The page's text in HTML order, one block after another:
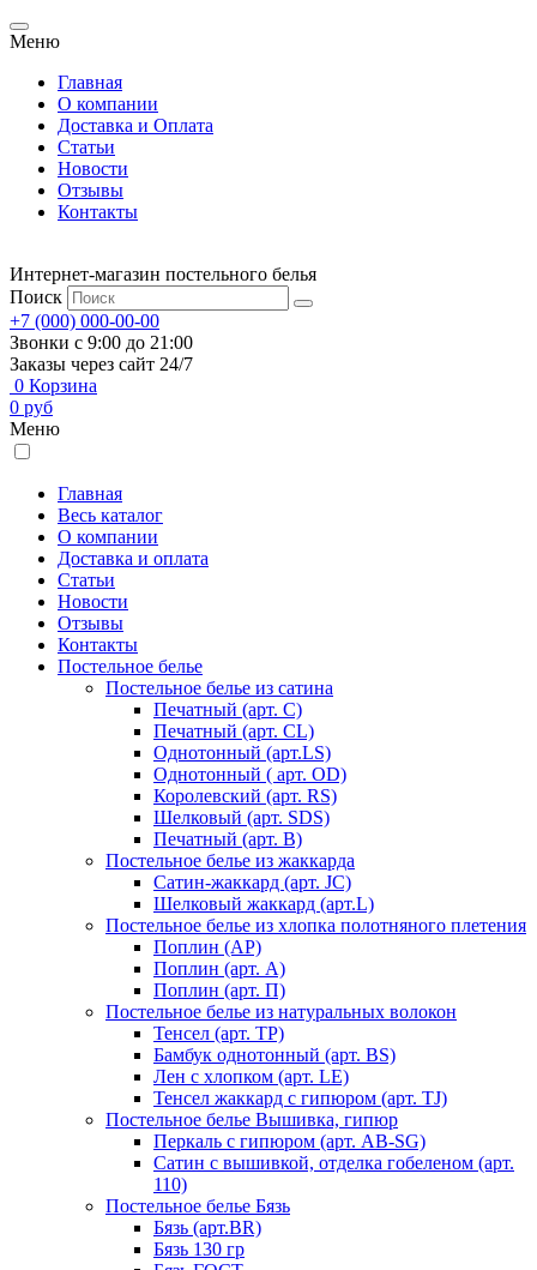
Меню
Главная
О компании
Доставка и Оплата
Статьи
Новости
Отзывы
Контакты
Интернет-магазин постельного белья
Поиск
+7 (000) 000-00-00
Звонки с 9:00 до 21:00
Заказы через сайт 24/7
0 Корзина
0 руб
Меню
Главная
Весь каталог
О компании
Доставка и оплата
Статьи
Новости
Отзывы
Контакты
Постельное белье
Постельное белье из сатина
Печатный (арт. С)
Печатный (арт. СL)
Однотонный (арт.LS)
Однотонный ( арт. OD)
Королевский (арт. RS)
Шелковый (арт. SDS)
Печатный (арт. В)
Постельное белье из жаккарда
Сатин-жаккард (арт. JC)
Шелковый жаккард (арт.L)
Постельное белье из хлопка полотняного плетения
Поплин (AP)
Поплин (арт. А)
Поплин (арт. П)
Постельное белье из натуральных волокон
Тенсел (арт. ТР)
Бамбук однотонный (арт. BS)
Лен с хлопком (арт. LE)
Тенсел жаккард с гипюром (арт. TJ)
Постельное белье Вышивка, гипюр
Перкаль с гипюром (арт. AB-SG)
Сатин с вышивкой, отделка гобеленом (арт.
110)
Постельное белье Бязь
Бязь (арт.BR)
Бязь 130 гр